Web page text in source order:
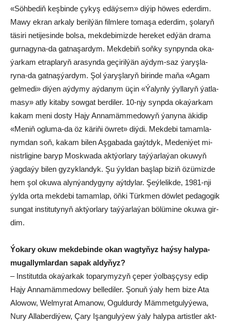
«Söh­be­diň keş­bin­de çy­kyş edäý­sem» di­ýip hö­wes eder­dim.
Ma­wy ek­ran ar­ka­ly be­ril­ýän film­le­re to­ma­şa eder­dim, şo­la­ryň
tä­si­ri ne­ti­je­sin­de bol­sa, mek­de­bi­miz­de he­re­ket ed­ýän dra­ma
gur­na­gy­na-da gat­na­şar­dym. Mek­de­biň soň­ky syn­pyn­da oka­
ýar­kam et­rap­laryň ara­syn­da ge­çi­ril­ýän aý­dym-saz ýa­ryş­la­
ryna-da gat­naş­ýar­dym. Şol ýa­ryş­la­ryň bi­rin­de ma­ňa «Agam
gel­me­di» di­ýen aý­dy­my aý­da­nym üçin «Ýa­lyn­ly ýyl­la­ryň ýat­la­
ma­sy» at­ly ki­ta­by sow­gat ber­di­ler. 10-njy synp­da okaýarkam
ka­kam me­ni dos­ty Ha­jy An­na­mäm­me­do­wyň ýa­ny­na äki­dip
«Me­niň og­lu­ma-da öz kä­ri­ňi öw­ret» diý­di. Mek­de­bi ta­mam­la­
nym­dan soň, ka­kam bi­len Aş­ga­ba­da gaýt­dyk, Me­de­ni­ýet mi­
nistr­li­gi­ne ba­ryp Mosk­wa­da akt­ýor­la­ry taý­ýar­la­ýan oku­wyň
ýag­da­ýy bi­len gy­zyk­lan­dyk. Şu ýyl­dan baş­lap bi­ziň özü­miz­de
hem şol oku­wa alyn­ýan­dy­gy­ny aýt­dy­lar. Şeý­lelikde, 1981-nji
ýyl­da or­ta mek­de­bi ta­mam­lap, öň­ki Türk­men döw­let pe­da­go­gik
sun­gat ins­ti­tu­ty­nyň akt­ýor­la­ry taý­ýar­la­ýan bö­lü­mi­ne oku­wa gir­
dim.
Ýo­ka­ry okuw mek­de­bin­de okan wag­ty­ňyz haý­sy ha­ly­pa-
mu­gal­lym­lar­dan sa­pak al­dy­ňyz?
– Ins­ti­tut­da oka­ýar­kak to­pa­ry­myzyň çe­per ýol­baş­çy­sy edip
Ha­jy An­na­mäm­me­do­wy bel­le­di­ler. Şo­nuň ýa­ly hem bi­ze Ata
Alo­wow, Wel­my­rat Ama­now, Ogul­dur­dy Mäm­met­gu­ly­ýe­wa,
Nu­ry Al­la­ber­di­ýew, Ça­ry Işan­gu­ly­ýew ýaly ha­ly­pa ar­tist­ler akt­